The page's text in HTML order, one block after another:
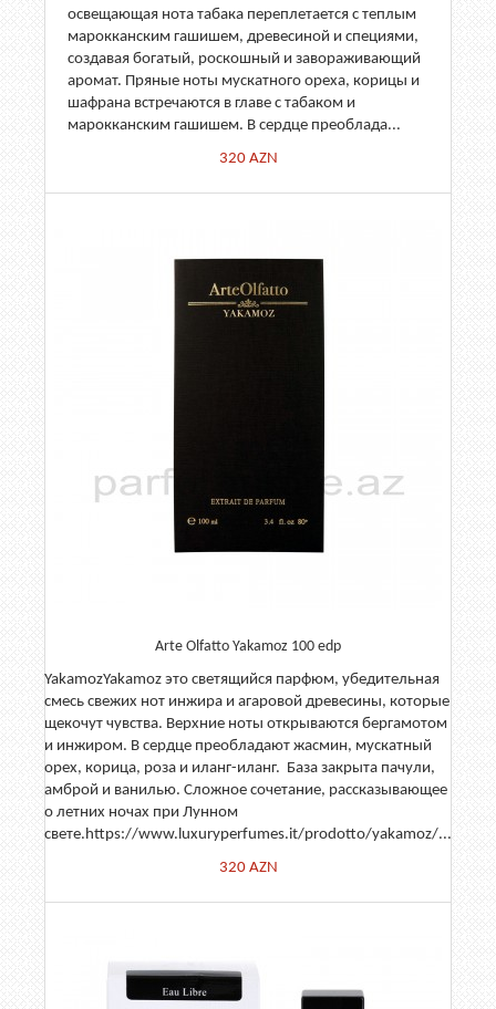
освещающая нота табака переплетается с теплым
марокканским гашишем, древесиной и специями,
создавая богатый, роскошный и завораживающий
аромат. Пряные ноты мускатного ореха, корицы и
шафрана встречаются в главе с табаком и
марокканским гашишем. В сердце преоблада...
320AZN
Arte Olfatto Yakamoz 100 edp
YakamozYakamoz это светящийся парфюм, убедительная
смесь свежих нот инжира и агаровой древесины, которые
щекочут чувства. Верхние ноты открываются бергамотом
и инжиром. В сердце преобладают жасмин, мускатный
орех, корица, роза и иланг-иланг. База закрыта пачули,
амброй и ванилью. Сложное сочетание, рассказывающее
о летних ночах при Лунном
свете.https://www.luxuryperfumes.it/prodotto/yakamoz/...
320AZN